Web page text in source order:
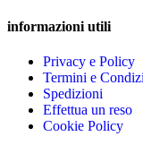
informazioni utili
Privacy e Policy
Termini e
Spedizioni
Effettua un reso
Cookie Policy